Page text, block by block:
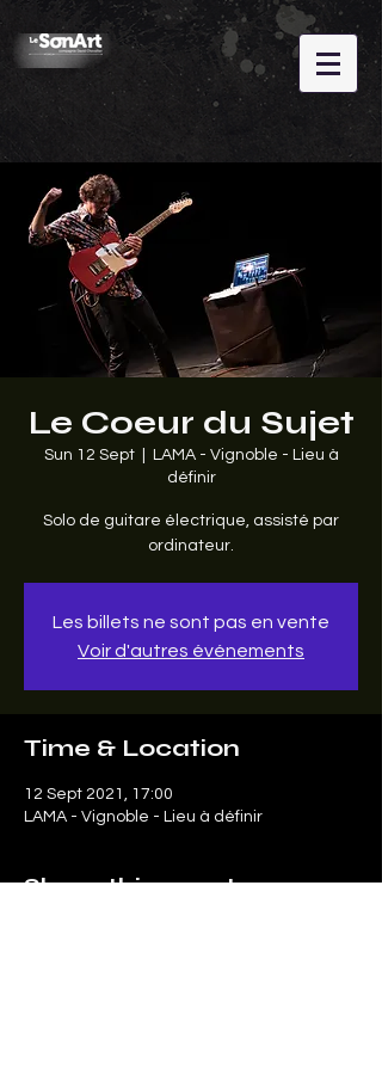
Le Coeur du Sujet
Sun 12 Sept
  |
LAMA - Vignoble - Lieu à
définir
Solo de guitare électrique, assisté par
ordinateur.
Les billets ne sont pas en vente
Voir d'autres événements
Time & Location
12 Sept 2021, 17:00
LAMA - Vignoble - Lieu à définir
Share this event